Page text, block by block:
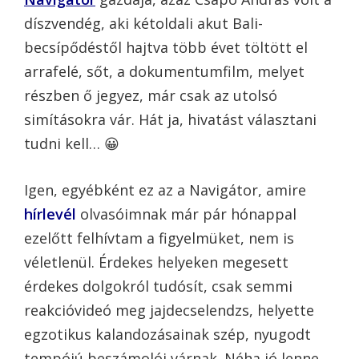
díszvendég, aki kétoldali akut Bali-
becsípődéstől hajtva több évet töltött el
arrafelé, sőt, a dokumentumfilm, melyet
részben ő jegyez, már csak az utolsó
simításokra vár. Hát ja, hivatást választani
tudni kell… 😀
Igen, egyébként ez az a Navigátor, amire
hírlevél olvasóimnak már pár hónappal
ezelőtt felhívtam a figyelmüket, nem is
véletlenül. Érdekes helyeken megesett
érdekes dolgokról tudósít, csak semmi
reakcióvideó meg jajdecselendzs, helyette
egzotikus kalandozásainak szép, nyugodt